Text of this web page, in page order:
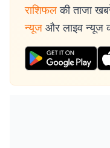
राशिफल की ताजा
न्यूज और लाइव न्यूज